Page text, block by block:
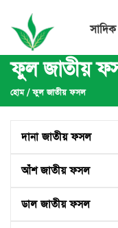
ফুল জাতীয়
হোম/ফুল জাতীয় ফসল
দানা জাতীয় ফসল
আঁশ জাতীয় ফসল
ডাল জাতীয় ফসল